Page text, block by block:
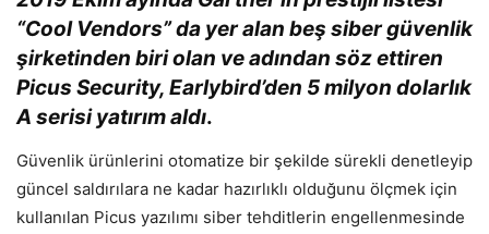
“Cool Vendors” da yer alan beş siber güvenlik
şirketinden biri olan ve adından söz ettiren
Picus Security, Earlybird’den 5 milyon dolarlık
A serisi yatırım aldı.
Güvenlik ürünlerini otomatize bir şekilde sürekli denetleyip
güncel saldırılara ne kadar hazırlıklı olduğunu ölçmek için
kullanılan Picus yazılımı siber tehditlerin engellenmesinde